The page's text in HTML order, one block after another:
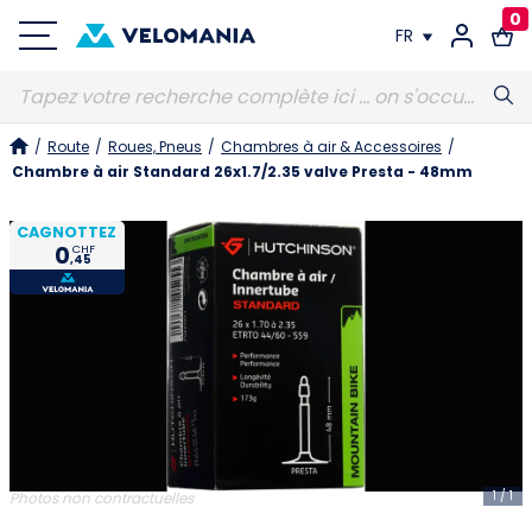
FR
FR
DE
0
/ Route / Roues, Pneus / Chambres à air & Accessoires /
Chambre à air Standard 26x1.7/2.35 valve Presta - 48mm
CAGNOTTEZ
0,45
CHF
1 / 1
Photos non contractuelles